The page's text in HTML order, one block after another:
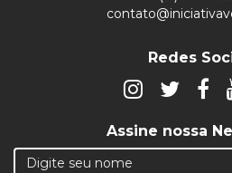
Redes
Assine nossa